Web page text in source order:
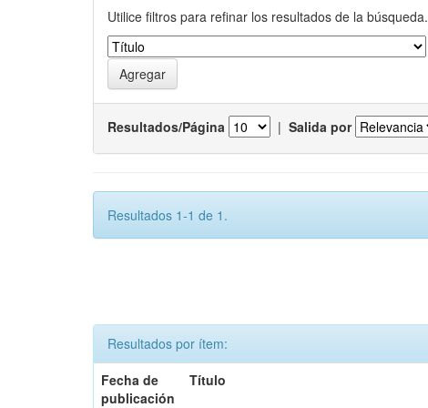
Utilice filtros para refinar los resultados de la búsqueda.
Resultados/Página | Salida por
Resultados 1-1 de 1.
Resultados por ítem:
Fecha de
publicación
Título